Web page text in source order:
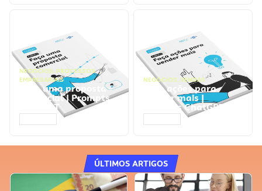
NEGÓCIOS, PROCESSOS
EMPRESARIAIS
Faça uma proposta
comercial | Prompts
ChatGPT
NEGÓCIOS, VENDAS
Faça ações para
vender mais |
Prompts ChatGPT
ÚLTIMOS ARTIGOS